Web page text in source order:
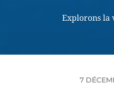
Explorons la
7